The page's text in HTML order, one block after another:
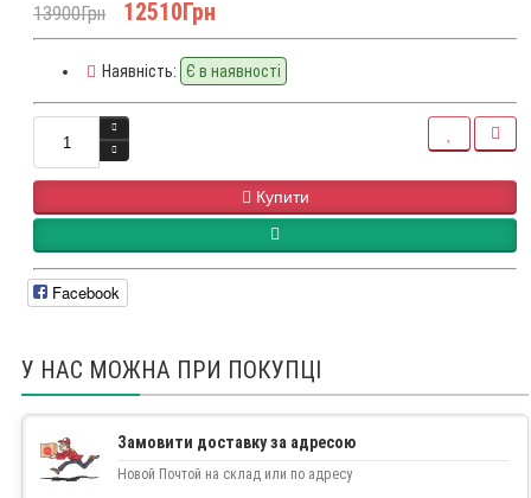
13900Грн 12510Грн
Наявність: Є в наявності
Купити
Facebook
У НАС МОЖНА ПРИ ПОКУПЦІ
Замовити доставку за адресою
Новой Почтой на склад или по адресу